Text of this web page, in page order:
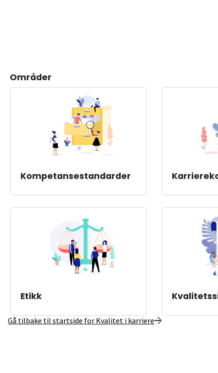
Områder
Kompetansestandarder
Etikk
Gå tilbake til startside for Kvalitet i karriere